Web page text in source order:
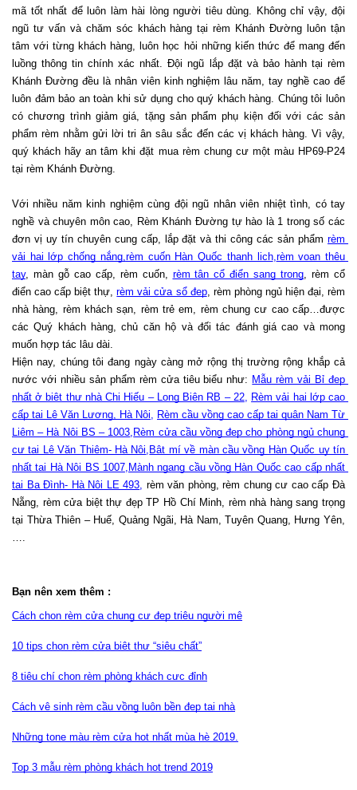
mã tốt nhất để luôn làm hài lòng người tiêu dùng. Không chỉ vậy, đội
ngũ tư vấn và chăm sóc khách hàng tại rèm Khánh Đường luôn tận
tâm với từng khách hàng, luôn học hỏi những kiến thức để mang đến
luồng thông tin chính xác nhất. Đội ngũ lắp đặt và bảo hành tại rèm
Khánh Đường đều là nhân viên kinh nghiệm lâu năm, tay nghề cao để
luôn đảm bảo an toàn khi sử dụng cho quý khách hàng. Chúng tôi luôn
có chương trình giảm giá, tặng sản phẩm phụ kiện đối với các sản
phẩm rèm nhằm gửi lời tri ân sâu sắc đến các vị khách hàng. Vì vậy,
quý khách hãy an tâm khi đặt mua rèm chung cư một màu HP69-P24
tại rèm Khánh Đường.
Với nhiều năm kinh nghiệm cùng đội ngũ nhân viên nhiệt tình, có tay
nghề và chuyên môn cao, Rèm Khánh Đường tự hào là 1 trong số các
đơn vị uy tín chuyên cung cấp, lắp đặt và thi công các sản phẩm rèm
vải hai lớp chống nắng, rèm cuốn Hàn Quốc thanh lịch, rèm voan thêu
tay, màn gỗ cao cấp, rèm cuốn, rèm tân cổ điển sang trọng , rèm cổ
điển cao cấp biệt thự, rèm vải cửa sổ đẹp, rèm phòng ngủ hiện đại, rèm
nhà hàng, rèm khách sạn, rèm trẻ em, rèm chung cư cao cấp…được
các Quý khách hàng, chủ căn hộ và đối tác đánh giá cao và mong
muốn hợp tác lâu dài.
Hiện nay, chúng tôi đang ngày càng mở rộng thị trường rộng khắp cả
nước với nhiều sản phẩm rèm cửa tiêu biểu như: Mẫu rèm vải Bỉ đẹp
nhất ở biệt thự nhà Chị Hiếu – Long Biên RB – 22,
Rèm vải hai lớp cao
cấp tại Lê Văn Lương, Hà Nội
Rèm cầu vồng cao cấp tại quận Nam Từ
Liêm – Hà Nội BS – 1003 Rèm cửa cầu vồng đẹp cho phòng ngủ chung
cư tại Lê Văn Thiêm- Hà Nội Bật mí về màn cầu vồng Hàn Quốc uy tín
nhất tại Hà Nội BS 1007, Mành ngang cầu vồng Hàn Quốc cao cấp nhất
tại Ba Đình- Hà Nội LE 493 rèm văn phòng, rèm chung cư cao cấp Đà
Nẵng, rèm cửa biệt thự đẹp TP Hồ Chí Minh, rèm nhà hàng sang trọng
tại Thừa Thiên – Huế, Quảng Ngãi, Hà Nam, Tuyên Quang, Hưng Yên,
Bạn nên xem thêm :
Cách chọn rèm cửa chung cư đẹp triệu người mê
10 tips chọn rèm cửa biệt thự “siêu chất”
8 tiêu chí chọn rèm phòng khách cực đỉnh
Cách vệ sinh rèm cầu vồng luôn bền đẹp tại nhà
Những tone màu rèm cửa hot nhất mùa hè 2019.
Top 3 mẫu rèm phòng khách hot trend 2019